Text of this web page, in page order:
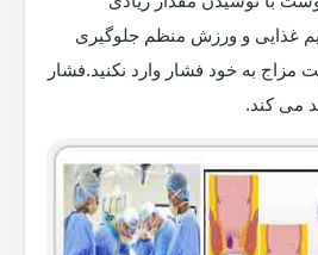
غذایی و ورزش منظم جلوگیری
مزاج به خود فشار وارد نکنید.فشار
می کند.